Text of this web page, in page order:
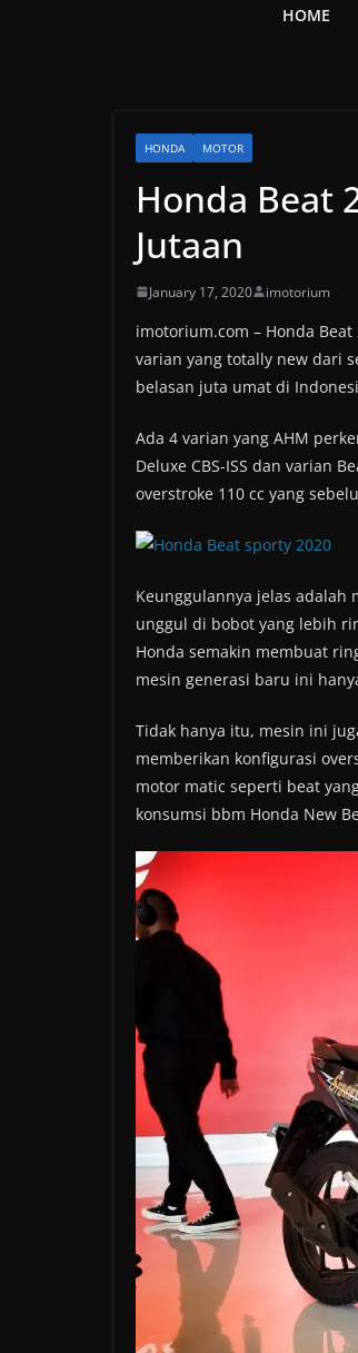
HOME
HONDA MOTOR
Honda Beat
Jutaan
January 17, 2020 imotorium
imotorium.com – Honda
varian yang totally new dari
belasan juta umat di
Ada 4 varian yang AHM
Deluxe CBS-ISS dan varian
overstroke 110 cc yang
Keunggulannya jelas adalah
unggul di bobot yang lebih
Honda semakin membuat
mesin generasi baru ini
Tidak hanya itu, mesin ini
memberikan konfigurasi
motor matic seperti beat
konsumsi bbm Honda New